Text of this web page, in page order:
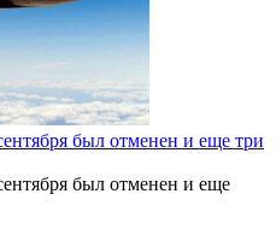
был отменен и еще три
был отменен и еще